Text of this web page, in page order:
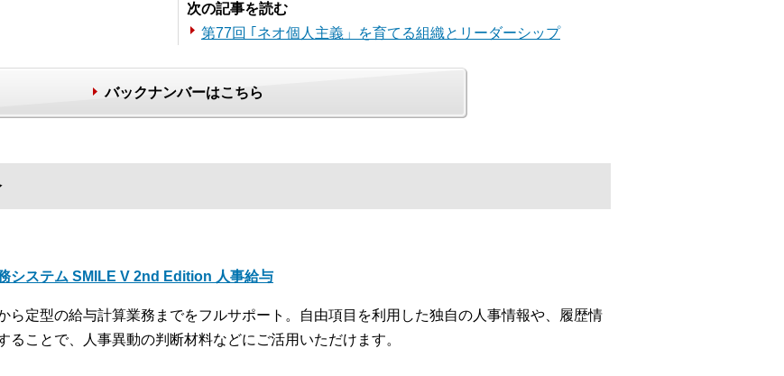
次の記事を読む
第77回 ｢ネオ個人主義」を育てる組織とリーダーシップ
バックナンバーはこちら
システム SMILE V 2nd Edition 人事給与
ら定型の給与計算業務までをフルサポート。自由項目を利用した独自の人事情報や、履歴情
ることで、人事異動の判断材料などにご活用いただけます。